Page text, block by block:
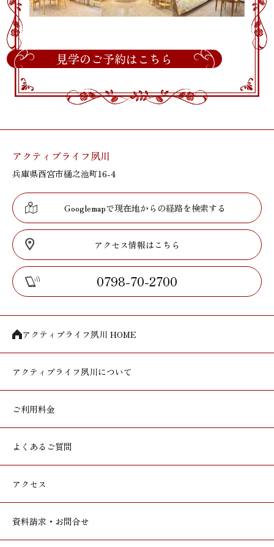
見学のご予約はこちら
アクティブライフ夙川
兵庫県西宮市樋之池町16-4
Googlemapで現在地からの経路を検索する
アクセス情報はこちら
0798-70-2700
アクティブライフ夙川 HOME
アクティブライフ夙川について
ご利用料金
よくあるご質問
アクセス
資料請求・お問合せ